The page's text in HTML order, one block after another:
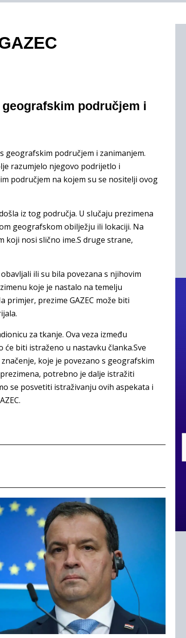
područjem i
geografskim područjem i zanimanjem.
razumjelo njegovo podrijetlo i
područjem na kojem su se nositelji ovog
iz tog područja. U slučaju prezimena
geografskom obilježju ili lokaciji. Na
koji nosi slično ime.S druge strane,
ili su bila povezana s njihovim
koje je nastalo na temelju
prezime GAZEC može biti
za tkanje. Ova veza između
će biti istraženo u nastavku članka.Sve
koje je povezano s geografskim
potrebno je dalje istražiti
se posvetiti istraživanju ovih aspekata i